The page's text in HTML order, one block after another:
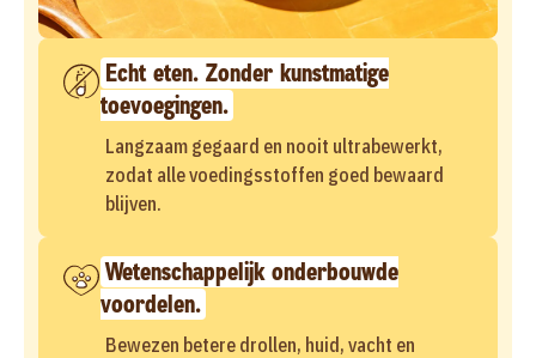
Echt eten. Zonder kunstmatige
toevoegingen.
Langzaam gegaard en nooit ultrabewerkt,
zodat alle voedingsstoffen goed bewaard
blijven.
Wetenschappelijk onderbouwde
voordelen.
Bewezen betere drollen, huid, vacht en